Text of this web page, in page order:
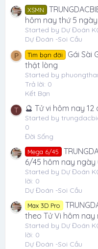
XSMN
hôm nay thứ 5
Started by Dự Đoán
Dự Đoán -Soi Cầu
P Tìm bạn đời
Gái Sài
thật lòng
Started by
Trả lời: 0
Kết Bạn
T 🔮 Tử vi hôm nay
Started by
0
Đời Sống
Mega 6/45
6/45 hôm nay
Started by Dự Đoán
lời: 0
Dự Đoán -Soi Cầu
Max 3D Pro
theo Tử Vi hôm
Started by Dự Đoán
lời: 0
Dự Đoán -Soi Cầu